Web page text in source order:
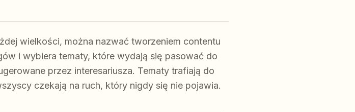
wielkości, można nazwać tworzeniem contentu
i wybiera tematy, które wydają się pasować do
przez interesariusza. Tematy trafiają do
czekają na ruch, który nigdy się nie pojawia.